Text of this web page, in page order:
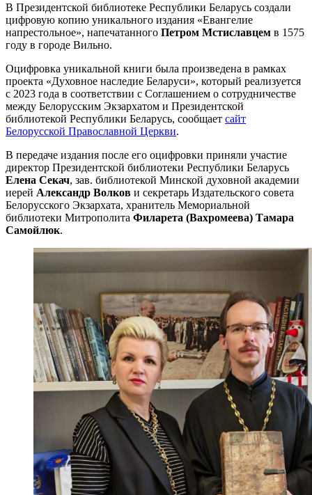
В Президентской библиотеке Республики Беларусь создали
цифровую копию уникального издания «Евангелие
напрестольное», напечатанного Петром Мстиславцем в 1575
году в городе Вильно.
Оцифровка уникальной книги была произведена в рамках
проекта «Духовное наследие Беларуси», который реализуется
с 2023 года в соответствии с Соглашением о сотрудничестве
между Белорусским Экзархатом и Президентской
библиотекой Республики Беларусь, сообщает сайт
Белорусской Православной Церкви.
В передаче издания после его оцифровки приняли участие
директор Президентской библиотеки Республики Беларусь
Елена Секач, зав. библиотекой Минской духовной академии
иерей Александр Волков и секретарь Издательского совета
Белорусского Экзархата, хранитель Мемориальной
библиотеки Митрополита Филарета (Вахромеева) Тамара
Самойлюк.